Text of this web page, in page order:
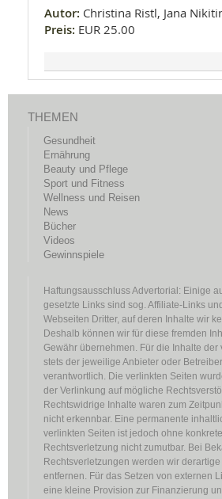
Autor: Christina Ristl, Jana
Preis: EUR 25.00
THEMEN
Gesundheit
Ernährung
Beauty und Pflege
Sport und Fitness
Wellness und Reisen
News
Bücher
Videos
Gewinnspiele
Haftungsausschluss Advertorial: Einige
gesetzte Links sind sog. Affiliate-Links
Webseiten Dritter, auf deren Inhalte wir
Deshalb können wir für diese fremden
Gewähr übernehmen. Für die Inhalte der
stets der jeweilige Anbieter oder
verantwortlich. Die verlinkten Seiten
der Verlinkung auf mögliche
Rechtswidrige Inhalte waren zum
nicht erkennbar. Eine permanente
verlinkten Seiten ist jedoch ohne
Rechtsverletzung nicht zumutbar. Bei
Rechtsverletzungen werden wir
entfernen. Für das Setzen von externen
eine kleine Provision zur Finanzierung